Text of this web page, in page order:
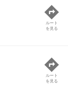
ルート
を見る
ルート
を見る